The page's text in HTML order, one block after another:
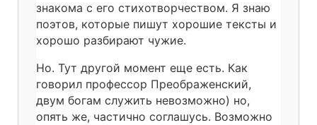
знакома с его стихотворчеством. Я знаю
поэтов, которые пишут хорошие тексты и
хорошо разбирают чужие.
Но. Тут другой момент еще есть. Как
говорил профессор Преображенский,
двум богам служить невозможно) но,
опять же, частично соглашусь. Возможно